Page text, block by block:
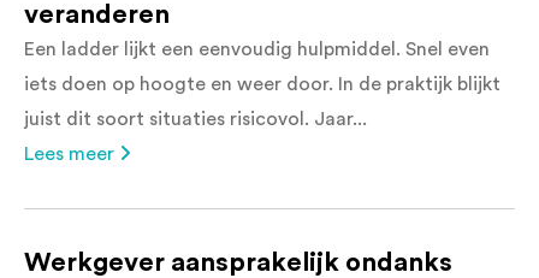
veranderen
Een ladder lijkt een eenvoudig hulpmiddel. Snel even
iets doen op hoogte en weer door. In de praktijk blijkt
juist dit soort situaties risicovol. Jaar...
Lees meer
Werkgever aansprakelijk ondanks